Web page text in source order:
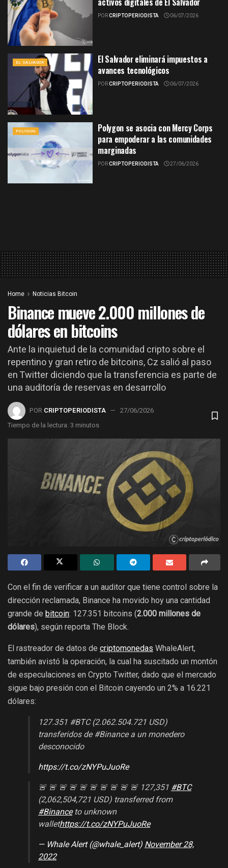
PORCRIPTOPERIODISTA 06/07/2026
EL SALVADOR
El Salvador eliminará impuestos a
avances tecnológicos
PORCRIPTOPERIODISTA 06/07/2026
POLYGON
Polygon se asocia con Mercy Corps
para empoderar a las comunidades
marginadas
PORCRIPTOPERIODISTA 27/06/2026
Home Noticias Bitcoin
Binance mueve 2.000 millones de
dólares en bitcoins
Ante la inquietud de la comunidad cripto sobre el
repentino y gran retiro de bitcoins, Cz salió al paso
en Twitter diciendo que la transferencia es parte de
una auditoría de reservas en desarrollo
POR CRIPTOPERIODISTA
27/06/2026
Tiempo de la lectura: 3 minutos
Con el fin de verificar a un auditor que tiene control sobre la
dirección reclamada, Binance ha movido hoy una cantidad
grande de bitcoin: 127.351 bitcoins (2.000 millones de
dólares), según reporta The Block.
El rastreador de datos de criptomonedas WhaleAlert,
también avistó la operación, la cual ha suscitado un montón
de especulaciones en Crypto Twitter, dado que el mercado
sigue bajo presión con el Bitcoin cayendo un 2% a 16.221
dólares:
127.351 #BTC (2.062.504.721 USD)
transferidos de #Binance a un monedero
desconocido
https://t.co/zNYPuJuoRe
🚨 🚨 🚨 🚨 🚨 🚨 🚨 🚨 🚨 🚨 127,351 #BTC
(2,062,504,721 USD) transferred from
#Binanceto unknown
wallethttps://t.co/zNYPuJuoRe
— Whale Alert (@whale_alert) November 28,
2022